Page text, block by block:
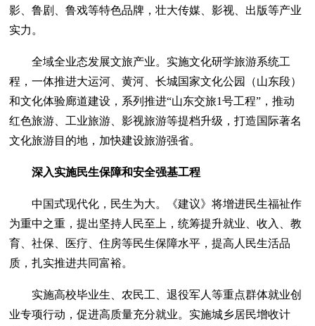
影、鲁剧、鲁戏等特色品牌，壮大传媒、影视、出版等产业
实力。
全域全业态发展文旅产业。实施文化研学旅游系统工
程，一体推进大运河、黄河、长城国家文化公园（山东段）
和文化体验廊道建设，系列推进“山东交旅1号工程”，推动
红色旅游、工业旅游、影视旅游等提档升级，打造国际著名
文化旅游目的地，加快建设旅游强省。
深入实施民生保障和安全强基工程
中国式现代化，民生为大。《建议》将增进民生福祉作
为重中之重，提出坚持人民至上，统筹提升就业、收入、教
育、社保、医疗、住房等民生保障水平，提高人民生活品
质，扎实推进共同富裕。
实施高校毕业生、农民工、退役军人等重点群体就业创
业专项行动，促进高质量充分就业。实施城乡居民增收计